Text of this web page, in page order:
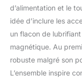
d’alimentation et le
idée d’inclure les
un flacon de
magnétique. Au
robuste malgré son
L’ensemble inspire